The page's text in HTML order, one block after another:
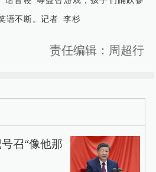
语不断。记者 李杉
责任编辑：周超行
召“像他那